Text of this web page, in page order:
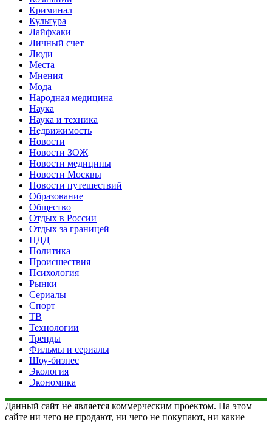
Криминал
Культура
Лайфхаки
Личный счет
Люди
Места
Мнения
Мода
Народная медицина
Наука
Наука и техника
Недвижимость
Новости
Новости ЗОЖ
Новости медицины
Новости Москвы
Новости путешествий
Образование
Общество
Отдых в России
Отдых за границей
ПДД
Политика
Происшествия
Психология
Рынки
Сериалы
Спорт
ТВ
Технологии
Тренды
Фильмы и сериалы
Шоу-бизнес
Экология
Экономика
Данный сайт не является коммерческим проектом. На этом
сайте ни чего не продают, ни чего не покупают, ни какие